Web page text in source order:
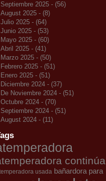
Septiembre 2025 - (56)
August 2025 - (8)
Julio 2025 - (64)
Junio 2025 - (53)
Mayo 2025 - (60)
Abril 2025 - (41)
Marzo 2025 - (50)
Febrero 2025 - (51)
Enero 2025 - (51)
Diciembre 2024 - (37)
De Noviembre 2024 - (51)
Octubre 2024 - (70)
Septiembre 2024 - (51)
August 2024 - (11)
continúa
usada bañardora para